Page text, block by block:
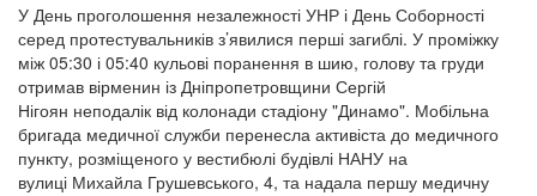
У День проголошення незалежності УНР і День Соборності
серед протестувальників з’явилися перші загиблі. У проміжку
між 05:30 і 05:40 кульові поранення в шию, голову та груди
отримав вірменин із Дніпропетровщини Сергій
Нігоян неподалік від колонади стадіону "Динамо". Мобільна
бригада медичної служби перенесла активіста до медичного
пункту, розміщеного у вестибюлі будівлі НАНУ на
вулиці Михайла Грушевського, 4, та надала першу медичну